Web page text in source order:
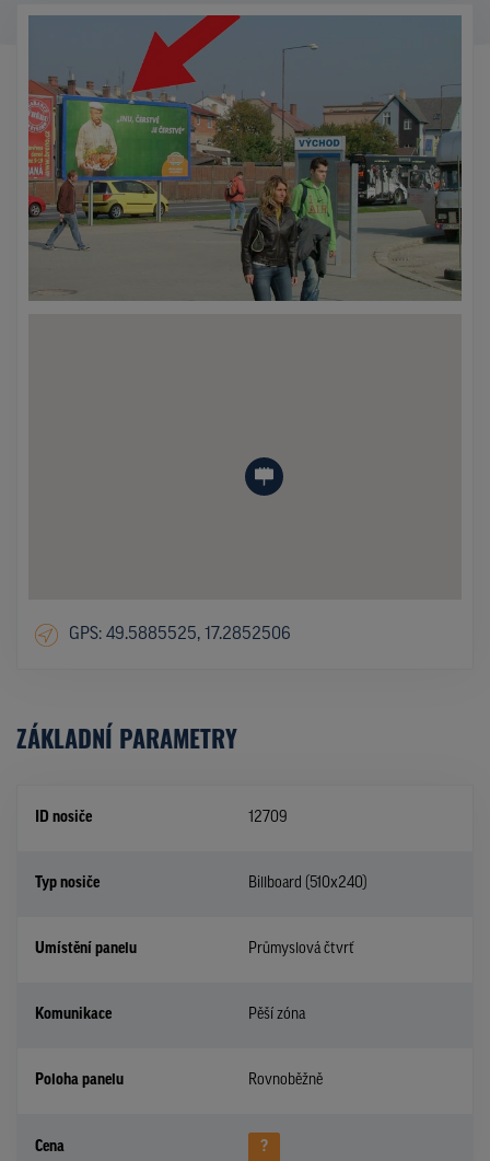
PROMO AKCE
GPS: 49.5885525, 17.2852506
ZÁKLADNÍ PARAMETRY
ID nosiče 12709
Typ nosiče Billboard (510x240)
Umístění panelu Průmyslová čtvrť
Komunikace Pěší zóna
Poloha panelu Rovnoběžně
Cena ?